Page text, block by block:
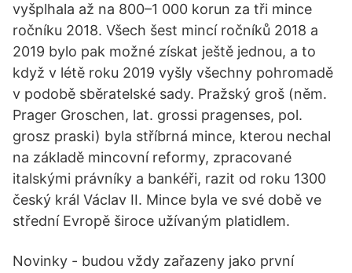
vyšplhala až na 800–1 000 korun za tři mince
ročníku 2018. Všech šest mincí ročníků 2018 a
2019 bylo pak možné získat ještě jednou, a to
když v létě roku 2019 vyšly všechny pohromadě
v podobě sběratelské sady. Pražský groš (něm.
Prager Groschen, lat. grossi pragenses, pol.
grosz praski) byla stříbrná mince, kterou nechal
na základě mincovní reformy, zpracované
italskými právníky a bankéři, razit od roku 1300
český král Václav II. Mince byla ve své době ve
střední Evropě široce užívaným platidlem.
Novinky - budou vždy zařazeny jako první